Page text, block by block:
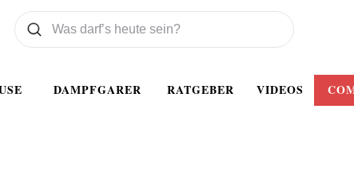
DAMPFGARER RATGEBER VIDEOS
Was wollen Sie suchen
Suchen